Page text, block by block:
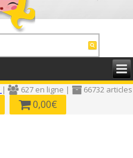
| 627 en ligne |
66732 articles
0,00€